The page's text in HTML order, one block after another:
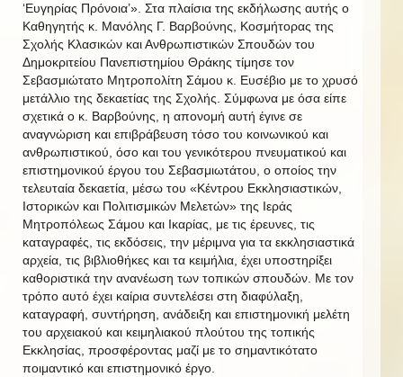
‘Ευγηρίας Πρόνοια’». Στα πλαίσια της εκδήλωσης αυτής ο
Καθηγητής κ. Μανόλης Γ. Βαρβούνης, Κοσμήτορας της
Σχολής Κλασικών και Ανθρωπιστικών Σπουδών του
Δημοκριτείου Πανεπιστημίου Θράκης τίμησε τον
Σεβασμιώτατο Μητροπολίτη Σάμου κ. Ευσέβιο με το χρυσό
μετάλλιο της δεκαετίας της Σχολής. Σύμφωνα με όσα είπε
σχετικά ο κ. Βαρβούνης, η απονομή αυτή έγινε σε
αναγνώριση και επιβράβευση τόσο του κοινωνικού και
ανθρωπιστικού, όσο και του γενικότερου πνευματικού και
επιστημονικού έργου του Σεβασμιωτάτου, ο οποίος την
τελευταία δεκαετία, μέσω του «Κέντρου Εκκλησιαστικών,
Ιστορικών και Πολιτισμικών Μελετών» της Ιεράς
Μητροπόλεως Σάμου και Ικαρίας, με τις έρευνες, τις
καταγραφές, τις εκδόσεις, την μέριμνα για τα εκκλησιαστικά
αρχεία, τις βιβλιοθήκες και τα κειμήλια, έχει υποστηρίξει
καθοριστικά την ανανέωση των τοπικών σπουδών. Με τον
τρόπο αυτό έχει καίρια συντελέσει στη διαφύλαξη,
καταγραφή, συντήρηση, ανάδειξη και επιστημονική μελέτη
του αρχειακού και κειμηλιακού πλούτου της τοπικής
Εκκλησίας, προσφέροντας μαζί με το σημαντικότατο
ποιμαντικό και επιστημονικό έργο.